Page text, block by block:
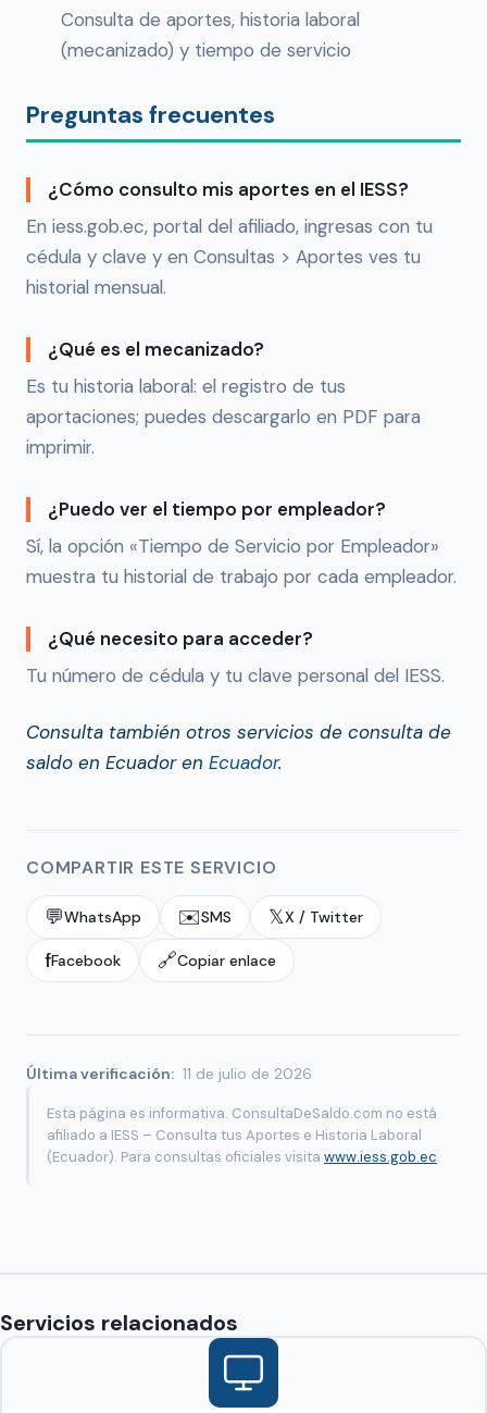
Consulta de aportes, historia laboral
(mecanizado) y tiempo de servicio
Preguntas frecuentes
¿Cómo consulto mis aportes en el IESS?
En iess.gob.ec, portal del afiliado, ingresas con tu
cédula y clave y en Consultas > Aportes ves tu
historial mensual.
¿Qué es el mecanizado?
Es tu historia laboral: el registro de tus
aportaciones; puedes descargarlo en PDF para
imprimir.
¿Puedo ver el tiempo por empleador?
Sí, la opción «Tiempo de Servicio por Empleador»
muestra tu historial de trabajo por cada empleador.
¿Qué necesito para acceder?
Tu número de cédula y tu clave personal del IESS.
Consulta también otros servicios de consulta de
saldo en Ecuador en Ecuador.
COMPARTIR ESTE SERVICIO
💬WhatsApp ✉️SMS 𝕏X / Twitter
fFacebook 🔗Copiar enlace
Última verificación: 11 de julio de 2026
Esta página es informativa. ConsultaDeSaldo.com no está
afiliado a IESS – Consulta tus Aportes e Historia Laboral
(Ecuador). Para consultas oficiales visita www.iess.gob.ec.
Servicios relacionados